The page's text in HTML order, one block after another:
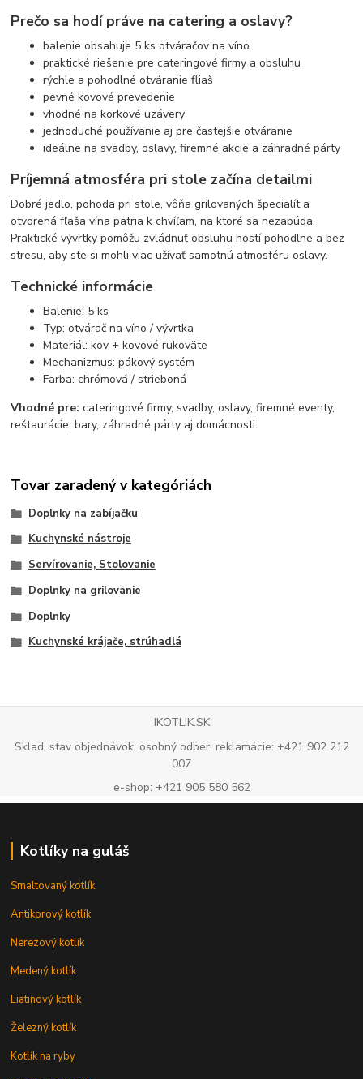
Prečo sa hodí práve na catering a oslavy?
balenie obsahuje 5 ks otváračov na víno
praktické riešenie pre cateringové firmy a obsluhu
rýchle a pohodlné otváranie fliaš
pevné kovové prevedenie
vhodné na korkové uzávery
jednoduché používanie aj pre častejšie otváranie
ideálne na svadby, oslavy, firemné akcie a záhradné párty
Príjemná atmosféra pri stole začína detailmi
Dobré jedlo, pohoda pri stole, vôňa grilovaných špecialít a
otvorená fľaša vína patria k chvíľam, na ktoré sa nezabúda.
Praktické vývrtky pomôžu zvládnuť obsluhu hostí pohodlne a bez
stresu, aby ste si mohli viac užívať samotnú atmosféru oslavy.
Technické informácie
Balenie: 5 ks
Typ: otvárač na víno / vývrtka
Materiál: kov + kovové rukoväte
Mechanizmus: pákový systém
Farba: chrómová / strieboná
Vhodné pre: cateringové firmy, svadby, oslavy, firemné eventy,
reštaurácie, bary, záhradné párty aj domácnosti.
Tovar zaradený v kategóriách
Doplnky na zabíjačku
Kuchynské nástroje
Servírovanie, Stolovanie
Doplnky na grilovanie
Doplnky
Kuchynské krájače, strúhadlá
IKOTLIK.SK
Sklad, stav objednávok, osobný odber, reklamácie: +421 902 212
007
e-shop: +421 905 580 562
Kotlíky na guláš
Smaltovaný kotlík
Antikorový kotlík
Nerezový kotlík
Medený kotlík
Liatinový kotlík
Železný kotlík
Kotlík na ryby